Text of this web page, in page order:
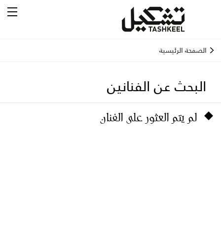
الصفحة الرئيسية
البحث عن الفنانين
لم يتم العثور على الفنان